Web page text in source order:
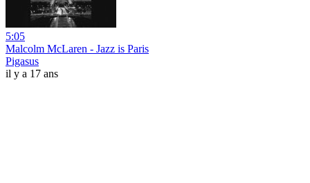
5:05
Malcolm McLaren - Jazz is Paris
Pigasus
il y a 17 ans